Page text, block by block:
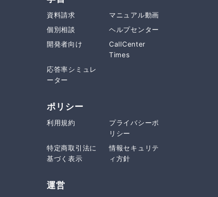
資料請求
マニュアル動画
個別相談
ヘルプセンター
開発者向け
CallCenter
Times
応答率シミュレ
ーター
ポリシー
利用規約
プライバシーポ
リシー
特定商取引法に
基づく表示
情報セキュリテ
ィ方針
運営